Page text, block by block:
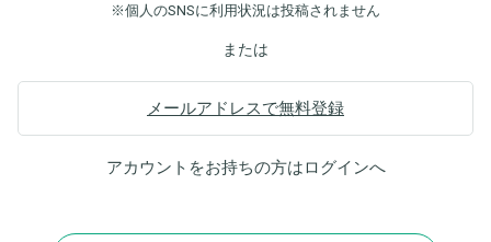
※個人のSNSに利用状況は投稿されません
または
メールアドレスで無料登録
アカウントをお持ちの方はログインへ